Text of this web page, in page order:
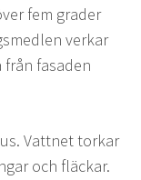
fem grader
verkar
fasaden
Vattnet torkar
och fläckar.